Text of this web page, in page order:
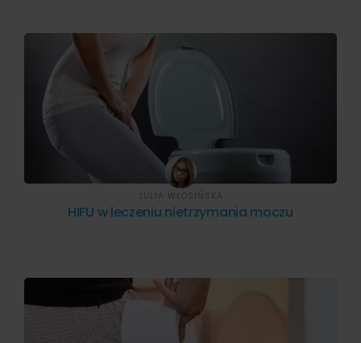
HIFU w leczeniu nietrzymania moczu
JULIA WŁOSIŃSKA